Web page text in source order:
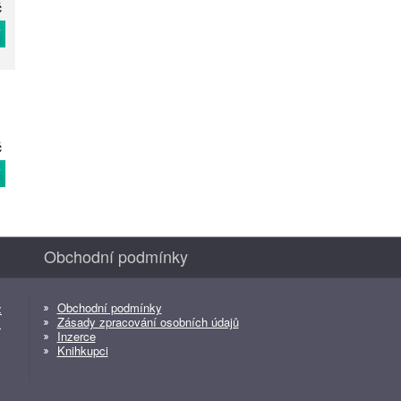
Obchodní podmínky
Obchodní podmínky
Zásady zpracování osobních údajů
Inzerce
Knihkupci